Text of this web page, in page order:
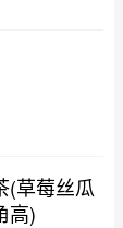
(草莓丝瓜
高)